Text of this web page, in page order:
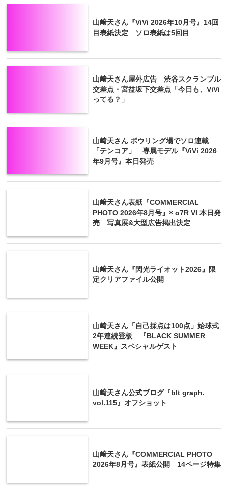
山﨑天さん『ViVi 2026年10月号』14回
目表紙決定 ソロ表紙は5回目
山﨑天さん屋外広告 渋谷スクランブル
交差点・宮益坂下交差点「今日も、ViVi
ってる？」
山﨑天さん ボウリング場でソロ連載
「テンコア」 専属モデル『ViVi 2026
年9月号』本日発売
山﨑天さん表紙『COMMERCIAL
PHOTO 2026年8月号』× α7R VI 本日発
売 写真展&大型広告掲出決定
山﨑天さん『閃光ライオット2026』限
定クリアファイル公開
山﨑天さん「自己採点は100点」始球式
2年連続登板 『BLACK SUMMER
WEEK』スペシャルゲスト
山﨑天さん公式ブログ『blt graph.
vol.115』オフショット
山﨑天さん『COMMERCIAL PHOTO
2026年8月号』表紙公開 14ページ特集